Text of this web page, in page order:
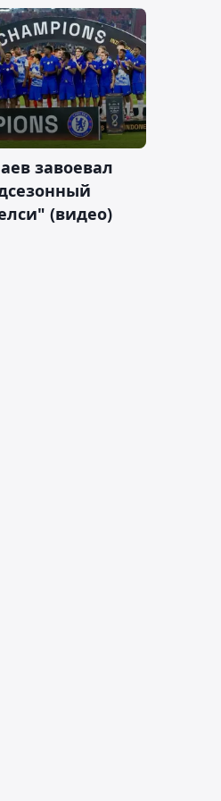
завоевал
(видео)